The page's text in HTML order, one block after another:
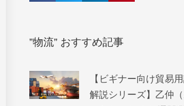
”物流” おすすめ記事
【ビギナー向け貿易
解説シリーズ】乙仲